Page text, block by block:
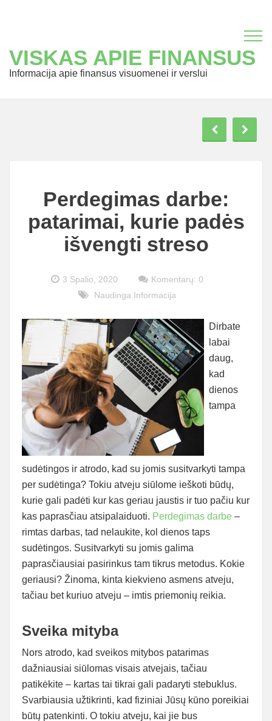
VISKAS APIE FINANSUS
Informacija apie finansus visuomenei ir verslui
Perdegimas darbe:
patarimai, kurie padės
išvengti streso
3 Spalio, 2020
Komentarų: 0
Naudinga Informacija
Dirbate
labai
daug,
kad
dienos
tampa
sudėtingos ir atrodo, kad su jomis susitvarkyti tampa
per sudėtinga? Tokiu atveju siūlome ieškoti būdų,
kurie gali padėti kur kas geriau jaustis ir tuo pačiu kur
kas paprasčiau atsipalaiduoti. Perdegimas darbe –
rimtas darbas, tad nelaukite, kol dienos taps
sudėtingos. Susitvarkyti su jomis galima
paprasčiausiai pasirinkus tam tikrus metodus. Kokie
geriausi? Žinoma, kinta kiekvieno asmens atveju,
tačiau bet kuriuo atveju – imtis priemonių reikia.
Sveika mityba
Nors atrodo, kad sveikos mitybos patarimas
dažniausiai siūlomas visais atvejais, tačiau
patikėkite – kartas tai tikrai gali padaryti stebuklus.
Svarbiausia užtikrinti, kad fiziniai Jūsų kūno poreikiai
būtų patenkinti. O tokiu atveju, kai jie bus